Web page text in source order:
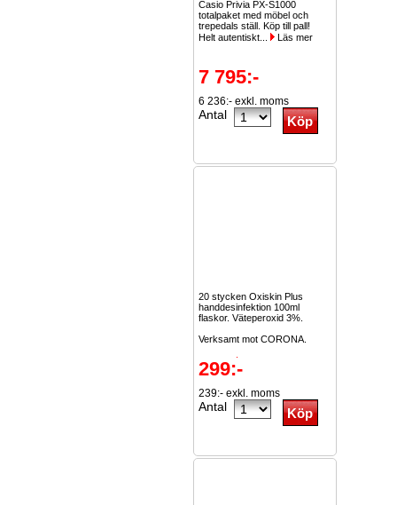
Casio Privia PX-S1000
totalpaket med möbel och
trepedals ställ. Köp till pall!
Helt autentiskt...
Läs mer
7 795:-
6 236:- exkl. moms
Antal
20 stycken Oxiskin Plus
handdesinfektion 100ml
flaskor. Väteperoxid 3%.
Verksamt mot CORONA.
Kostar...
299:-
239:- exkl. moms
Antal